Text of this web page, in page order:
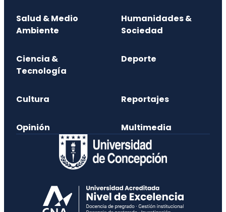
Salud & Medio
Ambiente
Humanidades &
Sociedad
Ciencia &
Tecnología
Deporte
Cultura Reportajes
Opinión Multimedia